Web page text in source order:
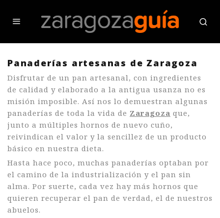
Panaderías artesanas de Zaragoza
Disfrutar de un pan artesanal, con ingredientes
de calidad y elaborado a la antigua usanza no es
misión imposible. Así nos lo demuestran algunas
panaderías de toda la vida de Zaragoza que,
junto a múltiples hornos de nuevo cuño,
reivindican el valor y la sencillez de un producto
básico en nuestra dieta.
Hasta hace poco, muchas panaderías optaban por
el camino de la industrialización y el pan sin
alma. Por suerte, cada vez hay más hornos que
quieren recuperar el pan de verdad, el de nuestros
abuelos.